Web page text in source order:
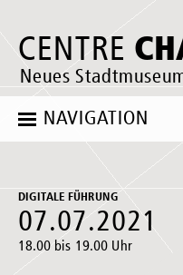
CENTRE
Neues
NAVIGATION
DIGITALE FÜHRUNG
07.07.2021
18.00 bis 19.00 Uhr